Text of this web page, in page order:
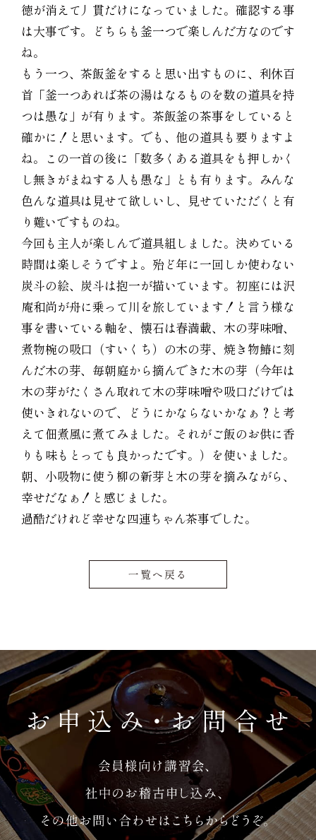
徳が消えて丿貫だけになっていました。確認する事
は大事です。どちらも釜一つで楽しんだ方なのです
ね。
もう一つ、茶飯釜をすると思い出すものに、利休百
首「釜一つあれば茶の湯はなるものを数の道具を持
つは愚な」が有ります。茶飯釜の茶事をしていると
確かに！と思います。でも、他の道具も要りますよ
ね。この一首の後に「数多くある道具をも押しかく
し無きがまねする人も愚な」とも有ります。みんな
色んな道具は見せて欲しいし、見せていただくと有
り難いですものね。
今回も主人が楽しんで道具組しました。決めている
時間は楽しそうですよ。殆ど年に一回しか使わない
炭斗の絵、炭斗は抱一が描いています。初座には沢
庵和尚が舟に乗って川を旅しています！と言う様な
事を書いている軸を、懐石は春満載、木の芽味噌、
煮物椀の吸口（すいくち）の木の芽、焼き物鰆に刻
んだ木の芽、毎朝庭から摘んできた木の芽（今年は
木の芽がたくさん取れて木の芽味噌や吸口だけでは
使いきれないので、どうにかならないかなぁ？と考
えて佃煮風に煮てみました。それがご飯のお供に香
りも味もとっても良かったです。）を使いました。
朝、小吸物に使う柳の新芽と木の芽を摘みながら、
幸せだなぁ！と感じました。
過酷だけれど幸せな四連ちゃん茶事でした。